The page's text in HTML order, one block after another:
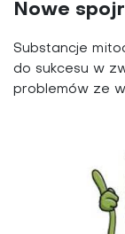
Nowe
Substancje
do sukcesu w
problemów ze